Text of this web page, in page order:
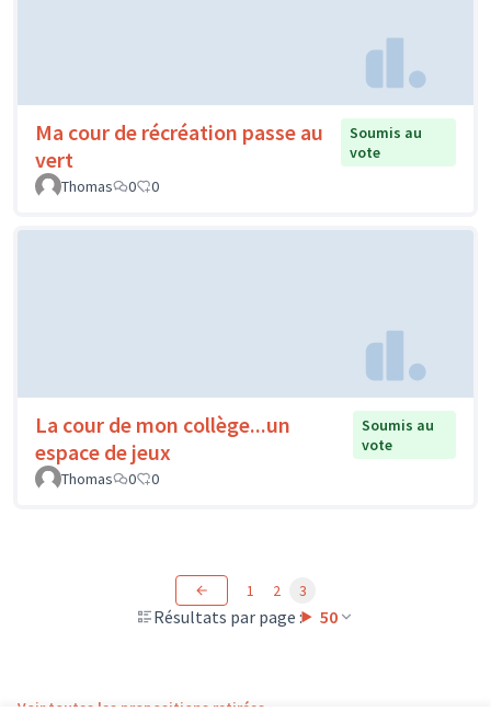
Ma cour de récréation passe au
vert
Soumis au
vote
Thomas
0 0
La cour de mon collège...un
espace de jeux
Soumis au
vote
Thomas
0 0
Résultats par page : 50
1 2 3
Voir toutes les propositions retirées